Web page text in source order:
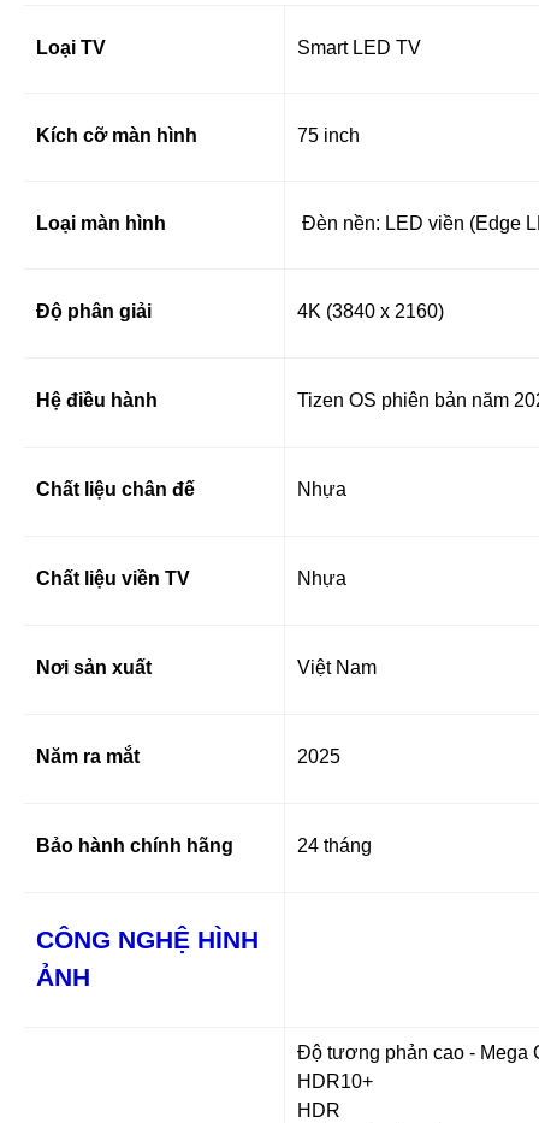
Loại TV Smart LED TV
Kích cỡ màn hình 75 inch
Loại màn hình Đèn nền: LED viền (Edge
Độ phân giải 4K (3840 x 2160)
Hệ điều hành Tizen OS phiên bản năm
Chất liệu chân đế Nhựa
Chất liệu viền TV Nhựa
Nơi sản xuất Việt Nam
Năm ra mắt 2025
Bảo hành chính hãng 24 tháng
CÔNG NGHỆ HÌNH
ẢNH
Độ tương phản cao - Mega
HDR10+
HDR